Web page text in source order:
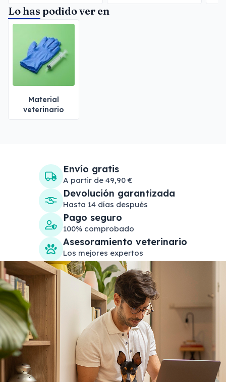
Lo has podido ver en
Material
veterinario
Envío gratis
A partir de 49,90 €
Devolución garantizada
Hasta 14 días después
Pago seguro
100% comprobado
Asesoramiento veterinario
Los mejores expertos
Search products